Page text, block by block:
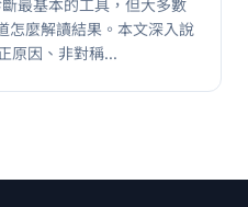
最基本的工具，但大多數
怎麼解讀結果。本文深入說
原因、非對稱...